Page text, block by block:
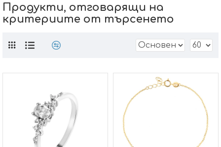
Продукти, отговарящи на
критериите от търсенето